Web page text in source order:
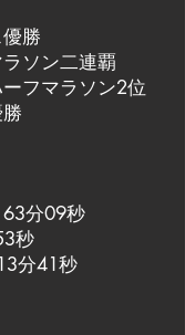
勝
ソン二連覇
フマラソン2位
分09秒
秒
分41秒